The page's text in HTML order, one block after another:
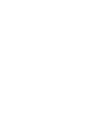
systému Ajax na
čtyř
s dosahem až